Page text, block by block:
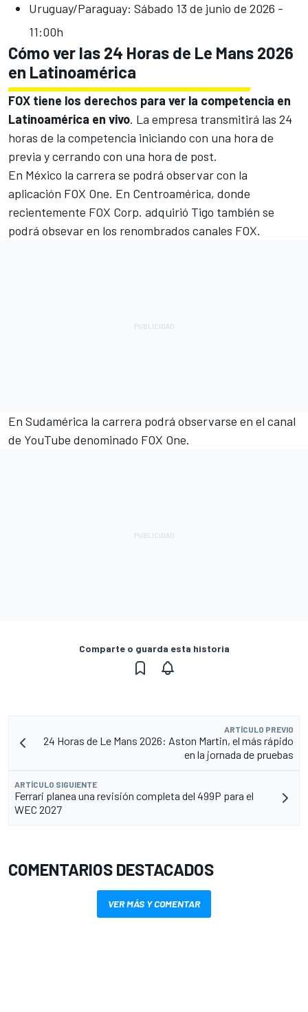
Uruguay/Paraguay: Sábado 13 de junio de 2026 -
11:00h
Cómo ver las 24 Horas de Le Mans 2026
en Latinoamérica
FOX tiene los derechos para ver la competencia en
Latinoamérica en vivo. La empresa transmitirá las 24
horas de la competencia iniciando con una hora de
previa y cerrando con una hora de post.
En México la carrera se podrá observar con la
aplicación FOX One. En Centroamérica, donde
recientemente FOX Corp. adquirió Tigo también se
podrá obsevar en los renombrados canales FOX.
En Sudamérica la carrera podrá observarse en el canal
de YouTube denominado FOX One.
Comparte o guarda esta historia
ARTÍCULO PREVIO
24 Horas de Le Mans 2026: Aston Martin, el más rápido
en la jornada de pruebas
ARTÍCULO SIGUIENTE
Ferrari planea una revisión completa del 499P para el
WEC 2027
COMENTARIOS DESTACADOS
VER MÁS Y COMENTAR